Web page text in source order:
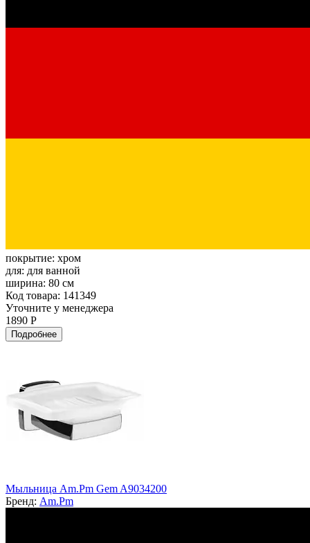
покрытие: хром
для: для ванной
ширина: 80 см
Код товара: 141349
Уточните у менеджера
1890 Р
Подробнее
Мыльница Am.Pm Gem A9034200
Бренд: Am.Pm